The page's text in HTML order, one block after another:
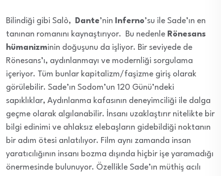
Bilindiği gibi Salò, Dante’nin Inferno’su ile Sade’ın en
tanınan romanını kaynaştırıyor. Bu nedenle Rönesans
hümanizminin doğuşunu da işliyor. Bir seviyede de
Rönesans’ı, aydınlanmayı ve modernliği sorgulama
içeriyor. Tüm bunlar kapitalizm/faşizme giriş olarak
görülebilir. Sade’ın Sodom’un 120 Günü’ndeki
sapıklıklar, Aydınlanma kafasının deneyimciliği ile dalga
geçme olarak algılanabilir. İnsanı uzaklaştırır nitelikte bir
bilgi edinimi ve ahlaksız elebaşların gidebildiği noktanın
bir adım ötesi anlatılıyor. Film aynı zamanda insan
yaratıcılığının insanı bozma dışında hiçbir işe yaramadığı
önermesinde bulunuyor. Özellikle Sade’ın müthiş acılı